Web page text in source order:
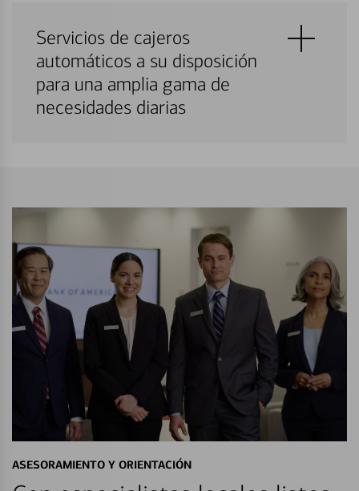
Servicios de cajeros
automáticos a su disposición
para una amplia gama de
necesidades diarias
ASESORAMIENTO Y ORIENTACIÓN